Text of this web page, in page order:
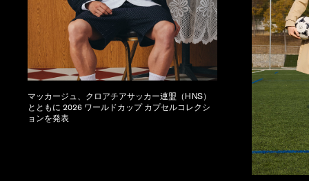
マッカージュ、クロアチアサッカー連盟（HNS）
とともに 2026 ワールドカップ カプセルコレクシ
ョンを発表